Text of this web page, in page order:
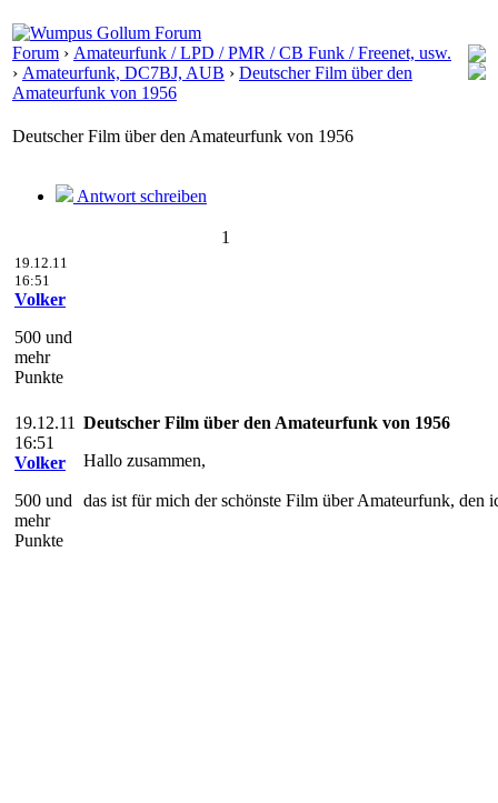
Forum › Amateurfunk / LPD / PMR / CB Funk / Freenet, usw.
› Amateurfunk, DC7BJ, AUB › Deutscher Film über den
Amateurfunk von 1956
Deutscher Film über den Amateurfunk von 1956
Antwort schreiben
1
19.12.11
16:51
Volker
500 und
mehr
Punkte
19.12.11
16:51
Volker
500 und
mehr
Punkte
Deutscher Film über den Amateurfunk von 1956
Hallo zusammen,
das ist für mich der schönste Film über Amateurfunk, den